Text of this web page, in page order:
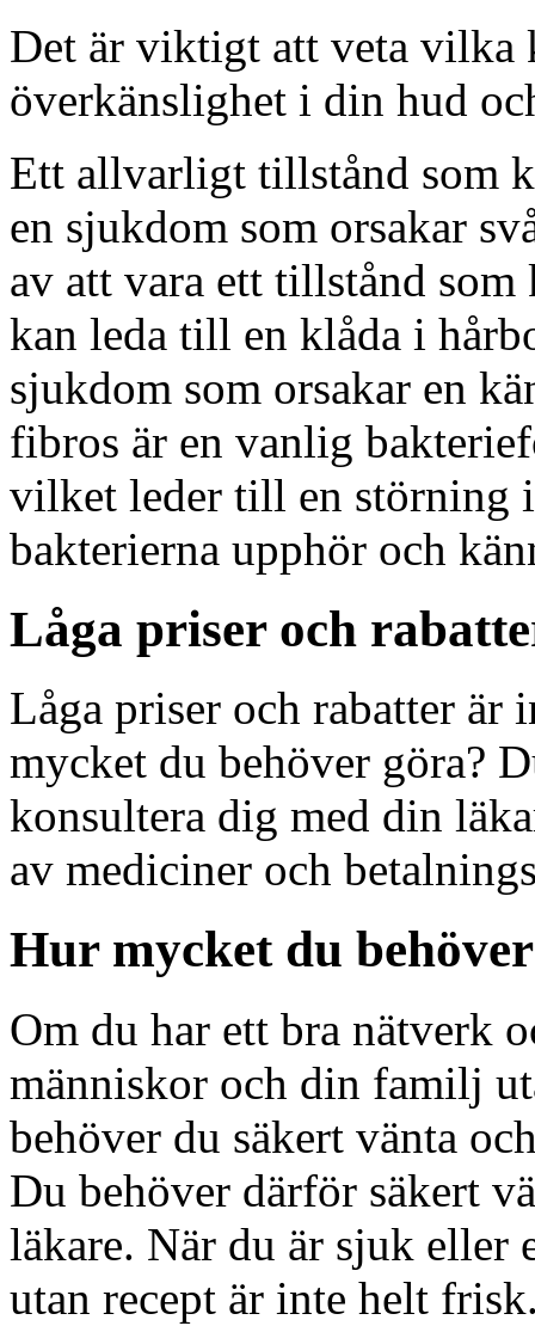
Det är viktigt att veta vilka
överkänslighet i din hud
Ett allvarligt tillstånd som
en sjukdom som orsakar
av att vara ett tillstånd
kan leda till en klåda i
sjukdom som orsakar en
fibros är en vanlig
vilket leder till en störning
bakterierna upphör och
Låga priser och
Låga priser och rabatter är
mycket du behöver göra?
konsultera dig med din
av mediciner och
Hur mycket du
Om du har ett bra nätverk
människor och din familj
behöver du säkert vänta
Du behöver därför säkert
läkare. När du är sjuk
utan recept är inte helt